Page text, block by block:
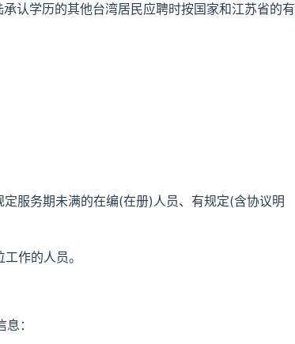
认学历的其他台湾居民应聘时按国家和江苏省的有
服务期未满的在编(在册)人员、有规定(含协议明
作的人员。
：